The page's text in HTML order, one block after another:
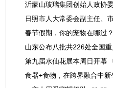
十足
02-08
沂蒙山玻璃集团创始人政协
01-31
日照市人大常委会副主任、
项目调研
01-30
春节假期，你的宠物在哪过？
山东公布八批共226处全国
第九届水仙花展本周日开幕
食器+食物，在跨界融合中新